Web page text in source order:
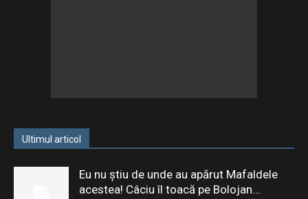
Ultimul articol
Eu nu știu de unde au apărut Mafaldele
acestea! Câciu îl toacă pe Bolojan...